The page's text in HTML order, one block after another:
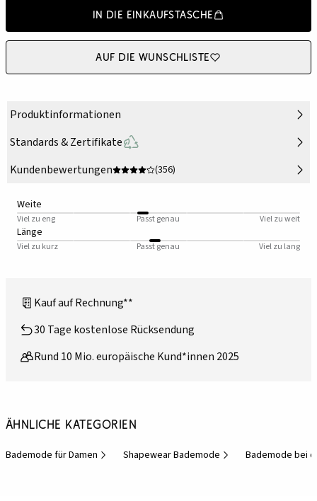
In die Einkaufstasche
Auf die Wunschliste
Produktinformationen
Standards & Zertifikate
Kundenbewertungen
(356)
Weite
Viel zu eng Passt genau Viel zu weit
Länge
Viel zu kurz Passt genau Viel zu lang
Kauf auf Rechnung**
30 Tage kostenlose Rücksendung
Rund 10 Mio. europäische Kund*innen 2025
Ähnliche Kategorien
Bademode für Damen Shapewear Bademode Bademode bei